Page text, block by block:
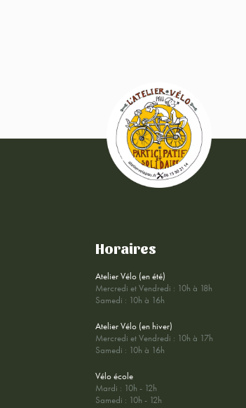
Horaires
Atelier Vélo (en été)
Mercredi et Vendredi : 10h à 18h
Samedi : 10h à 16h
Atelier Vélo (en hiver)
Mercredi et Vendredi : 10h à 17h
Samedi : 10h à 16h
Vélo école
Mardi : 10h - 12h
Samedi : 10h - 12h